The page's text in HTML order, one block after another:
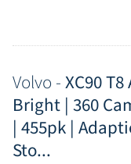
Volvo -XC90
Bright | 360
| 455pk |
Sto...